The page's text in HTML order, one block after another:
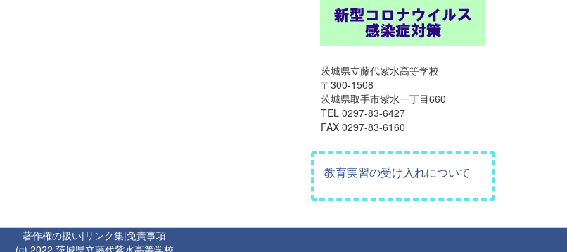
茨城県立藤代紫水高等学校
〒300-1508
茨城県取手市紫水一丁目660
TEL 0297-83-6427
FAX 0297-83-6160
教育実習の受け入れについて
著作権の扱い| リンク集|免責事項